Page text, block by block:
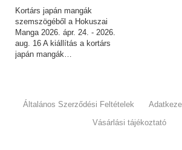
Kortárs japán mangák
szemszögéből a Hokuszai
Manga 2026. ápr. 24. - 2026.
aug. 16 A kiállítás a kortárs
japán mangák…
Általános Szerződési Feltételek
Vásárlási tájékoztató